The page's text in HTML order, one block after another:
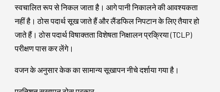
स्वचालित रूप से निकल जाता है। आगे पानी निकालने की आवश्यकता
नहीं है। ठोस पदार्थ सूख जाते हैं और लैंडफिल निपटान के लिए तैयार हो
जाते हैं। ठोस पदार्थ विषाक्तता विशेषता निक्षालन प्रक्रिया (TCLP)
परीक्षण पास कर लेंगे।
वजन के अनुसार केक का सामान्य सूखापन नीचे दर्शाया गया है।